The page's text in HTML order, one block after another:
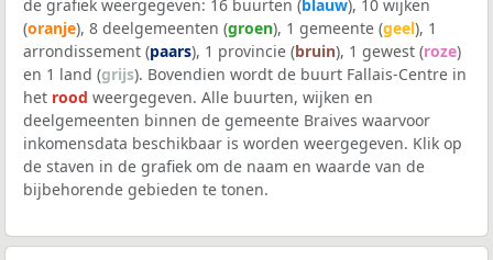
de grafiek weergegeven: 16 buurten (blauw), 10 wijken
(oranje), 8 deelgemeenten (groen), 1 gemeente (geel), 1
arrondissement (paars), 1 provincie (bruin), 1 gewest (roze)
en 1 land (grijs). Bovendien wordt de buurt Fallais-Centre in
het rood weergegeven. Alle buurten, wijken en
deelgemeenten binnen de gemeente Braives waarvoor
inkomensdata beschikbaar is worden weergegeven. Klik op
de staven in de grafiek om de naam en waarde van de
bijbehorende gebieden te tonen.